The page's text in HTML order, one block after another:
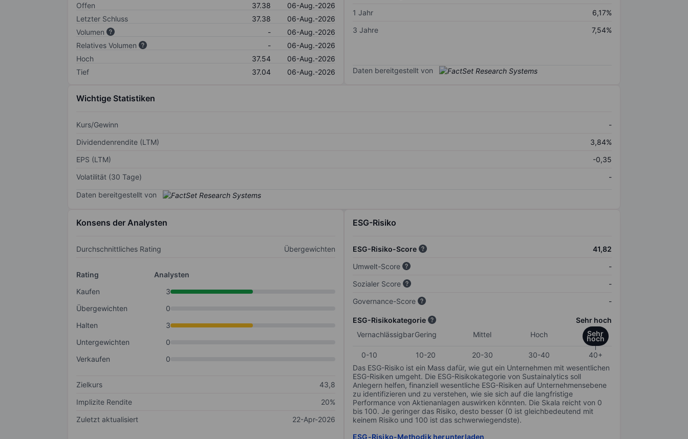
Offen
37.38
06-Aug.-2026
Letzter Schluss
37.38
06-Aug.-2026
Volumen
-
06-Aug.-2026
Relatives Volumen
-
06-Aug.-2026
Hoch
37.54
06-Aug.-2026
Tief
37.04 06-Aug.-2026
1 Jahr
6,17%
3 Jahre
7,54%
Daten bereitgestellt von
Wichtige Statistiken
Kurs/Gewinn
-
Dividendenrendite (LTM)
3,84%
EPS (LTM)
-0,35
Volatilität (30 Tage)
-
Daten bereitgestellt von
Konsens der Analysten
Durchschnittliches Rating Übergewichten
Rating
Analysten
Kaufen
3
Übergewichten
0
Halten
3
Untergewichten
0
Verkaufen
0
Zielkurs
43,8
Implizite Rendite
20%
Zuletzt aktualisiert
22-Apr-2026
ESG-Risiko
ESG-Risiko-Score
41,82
Umwelt-Score
-
Sozialer Score
-
Governance-Score
-
ESG-Risikokategorie
Sehr hoch
VernachlässigbarGering Mittel Hoch Sehr
hoch
0-10
10-20 20-30 30-40
40+
Das ESG-Risiko ist ein Mass dafür, wie gut ein Unternehmen mit wesentlichen
ESG-Risiken umgeht. Die ESG-Risikokategorie von Sustainalytics soll
Anlegern helfen, finanziell wesentliche ESG-Risiken auf Unternehmensebene
zu identifizieren und zu verstehen, wie sie sich auf die langfristige
Performance von Aktienanlagen auswirken könnten. Die Skala reicht von 0
bis 100. Je geringer das Risiko, desto besser (0 ist gleichbedeutend mit
keinem Risiko und 100 ist das schwerwiegendste).
ESG-Risiko-Methodik herunterladen